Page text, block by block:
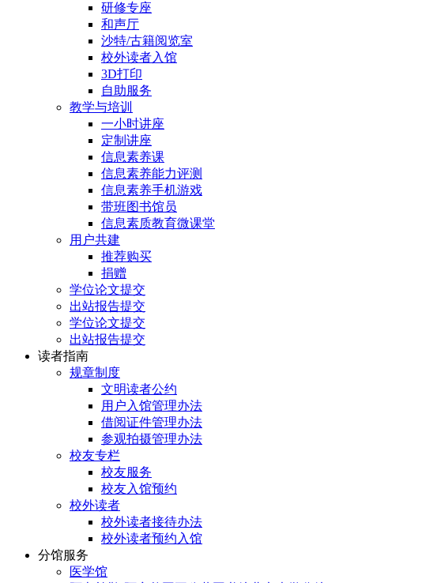
研修专座
和声厅
沙特/古籍阅览室
校外读者入馆
3D打印
自助服务
教学与培训
一小时讲座
定制讲座
信息素养课
信息素养能力评测
信息素养手机游戏
带班图书馆员
信息素质教育微课堂
用户共建
推荐购买
捐赠
学位论文提交
出站报告提交
学位论文提交
出站报告提交
读者指南
规章制度
文明读者公约
用户入馆管理办法
借阅证件管理办法
参观拍摄管理办法
校友专栏
校友服务
校友入馆预约
校外读者
校外读者接待办法
校外读者预约入馆
分馆服务
医学馆